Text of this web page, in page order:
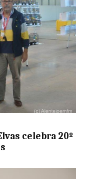
celebra 20º